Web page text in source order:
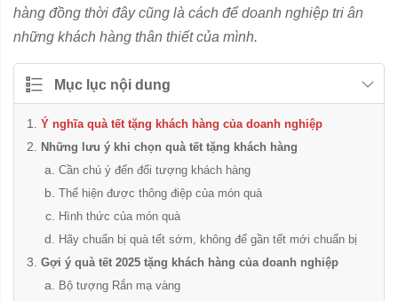
hàng đồng thời đây cũng là cách để doanh nghiệp tri ân
những khách hàng thân thiết của mình.
Mục lục nội dung
Ý nghĩa quà tết tặng khách hàng của doanh nghiệp
Những lưu ý khi chọn quà tết tặng khách hàng
Cần chú ý đến đối tượng khách hàng
Thể hiện được thông điệp của món quà
Hình thức của món quà
Hãy chuẩn bị quà tết sớm, không để gần tết mới chuẩn bị
Gợi ý quà tết 2025 tặng khách hàng của doanh nghiệp
Bộ tượng Rắn mạ vàng